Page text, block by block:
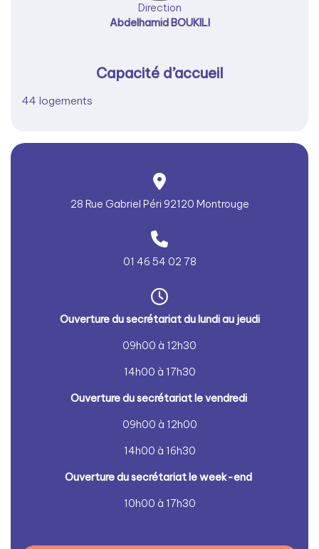
Direction
Abdelhamid BOUKILI
Capacité d’accueil
44 logements
28 Rue Gabriel Péri 92120 Montrouge
01 46 54 02 78
Ouverture du secrétariat du lundi au jeudi
09h00 à 12h30
14h00 à 17h30
Ouverture du secrétariat le vendredi
09h00 à 12h00
14h00 à 16h30
Ouverture du secrétariat le week-end
10h00 à 17h30